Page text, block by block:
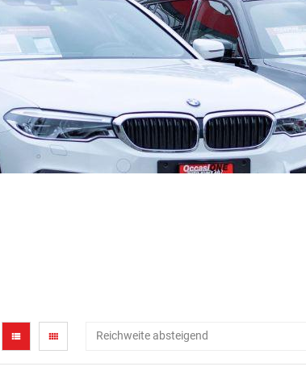
view_list view_comfy Reichweite absteigend